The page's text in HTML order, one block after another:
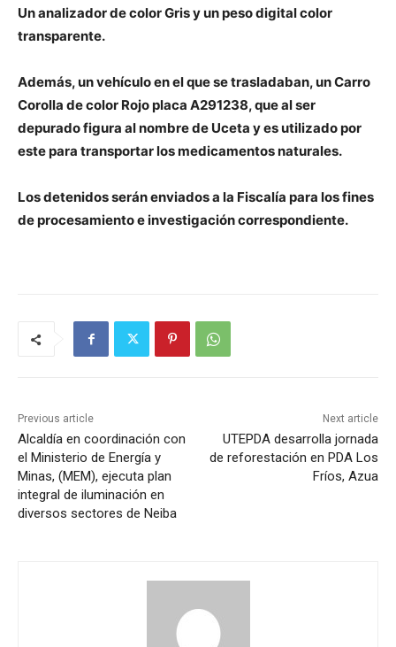
Un analizador de color Gris y un peso digital color
transparente.
Además, un vehículo en el que se trasladaban, un Carro
Corolla de color Rojo placa A291238, que al ser
depurado figura al nombre de Uceta y es utilizado por
este para transportar los medicamentos naturales.
Los detenidos serán enviados a la Fiscalía para los fines
de procesamiento e investigación correspondiente.
Previous article
Alcaldía en coordinación con
el Ministerio de Energía y
Minas, (MEM), ejecuta plan
integral de iluminación en
diversos sectores de Neiba
Next article
UTEPDA desarrolla jornada
de reforestación en PDA Los
Fríos, Azua